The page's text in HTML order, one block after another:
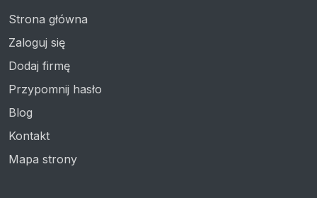
Strona główna
Zaloguj się
Dodaj firmę
Przypomnij hasło
Blog
Kontakt
Mapa strony